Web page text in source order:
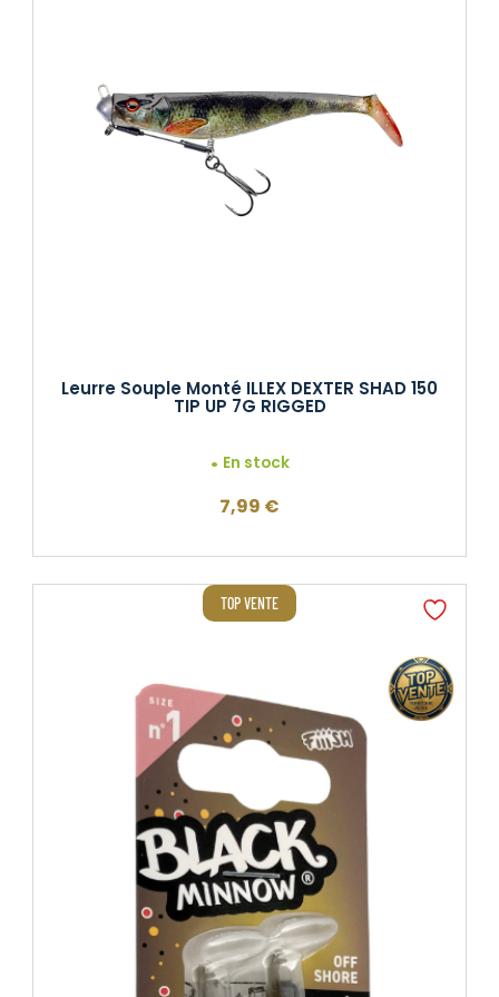
Leurre Souple Monté ILLEX DEXTER SHAD 150
TIP UP 7G RIGGED
En stock
7,99 €
TOP VENTE